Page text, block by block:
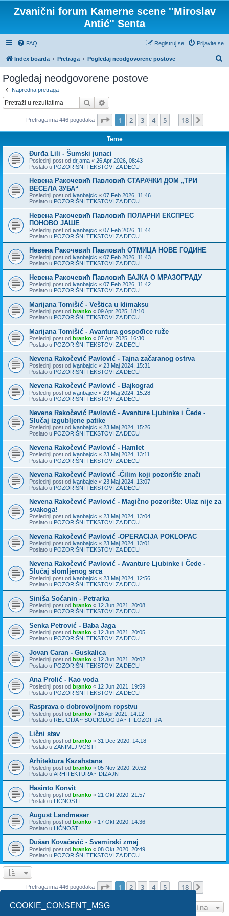
COOKIE_CONSENT_MSG
Zvanični forum Kamerne scene ''Miroslav
Antić'' Senta
FAQ Prijavite se
Registruj se
Index boarda Pretraga Pogledaj neodgovorene postove
g
Pogledaj neodgovorene postove
Napredna pretraga
Pretraga
Pretraga ima 446 pogodaka Stranica 1od18
1 2 3 4 5 18
Teme
Đurđa Lili - Šumski junaci
Poslednji post od dr ama « 26 Apr 2026, 08:43
Poslato u POZORIŠNI TEKSTOVI ZA DECU
Невена Ракочевић Павловић СТАРАЧКИ ДОМ „ТРИ
ВЕСЕЛА ЗУБА“
Poslednji post od ivanbajcic « 07 Feb 2026, 11:46
Poslato u POZORIŠNI TEKSTOVI ZA DECU
Невена Ракочевић Павловић ПОЛАРНИ ЕКСПРЕС
ПОНОВО ЈАШЕ
Poslednji post od ivanbajcic « 07 Feb 2026, 11:44
Poslato u POZORIŠNI TEKSTOVI ZA DECU
Невена Ракочевић Павловић ОТМИЦА НОВЕ ГОДИНЕ
Poslednji post od ivanbajcic « 07 Feb 2026, 11:43
Poslato u POZORIŠNI TEKSTOVI ZA DECU
Невена Ракочевић Павловић БАЈКА О МРАЗОГРАДУ
Poslednji post od ivanbajcic « 07 Feb 2026, 11:42
Poslato u POZORIŠNI TEKSTOVI ZA DECU
Marijana Tomišić - Veštica u klimaksu
Poslednji post od branko « 09 Apr 2025, 18:10
Poslato u POZORIŠNI TEKSTOVI ZA DECU
Marijana Tomišić - Avantura gospođice ruže
Poslednji post od branko « 07 Apr 2025, 16:30
Poslato u POZORIŠNI TEKSTOVI ZA DECU
Nevena Rakočević Pavlović - Tajna začaranog ostrva
Poslednji post od ivanbajcic « 23 Maj 2024, 15:31
Poslato u POZORIŠNI TEKSTOVI ZA DECU
Nevena Rakočević Pavlović - Bajkograd
Poslednji post od ivanbajcic « 23 Maj 2024, 15:28
Poslato u POZORIŠNI TEKSTOVI ZA DECU
Nevena Rakočević Pavlović - Avanture Ljubinke i Čede -
Slučaj izgubljene patike
Poslednji post od ivanbajcic « 23 Maj 2024, 15:26
Poslato u POZORIŠNI TEKSTOVI ZA DECU
Nevena Rakočević Pavlović - Hamlet
Poslednji post od ivanbajcic « 23 Maj 2024, 13:11
Poslato u POZORIŠNI TEKSTOVI ZA DECU
Nevena Rakočević Pavlović -Ćilim koji pozorište znači
Poslednji post od ivanbajcic « 23 Maj 2024, 13:07
Poslato u POZORIŠNI TEKSTOVI ZA DECU
Nevena Rakočević Pavlović - Magično pozorište: Ulaz nije za
svakoga!
Poslednji post od ivanbajcic « 23 Maj 2024, 13:04
Poslato u POZORIŠNI TEKSTOVI ZA DECU
Nevena Rakočević Pavlović -OPERACIJA POKLOPAC
Poslednji post od ivanbajcic « 23 Maj 2024, 13:01
Poslato u POZORIŠNI TEKSTOVI ZA DECU
Nevena Rakočević Pavlović - Avanture Ljubinke i Čede -
Slučaj slomljenog srca
Poslednji post od ivanbajcic « 23 Maj 2024, 12:56
Poslato u POZORIŠNI TEKSTOVI ZA DECU
Siniša Soćanin - Petrarka
Poslednji post od branko « 12 Jun 2021, 20:08
Poslato u POZORIŠNI TEKSTOVI ZA DECU
Senka Petrović - Baba Jaga
Poslednji post od branko « 12 Jun 2021, 20:05
Poslato u POZORIŠNI TEKSTOVI ZA DECU
Jovan Caran - Guskalica
Poslednji post od branko « 12 Jun 2021, 20:02
Poslato u POZORIŠNI TEKSTOVI ZA DECU
Ana Prolić - Kao voda
Poslednji post od branko « 12 Jun 2021, 19:59
Poslato u POZORIŠNI TEKSTOVI ZA DECU
Rasprava o dobrovoljnom ropstvu
Poslednji post od branko « 16 Apr 2021, 14:12
Poslato u RELIGIJA ~ SOCIOLOGIJA ~ FILOZOFIJA
Lični stav
Poslednji post od branko « 31 Dec 2020, 14:18
Poslato u ZANIMLJIVOSTI
Arhitektura Kazahstana
Poslednji post od branko « 05 Nov 2020, 20:52
Poslato u ARHITEKTURA ~ DIZAJN
Hasinto Konvit
Poslednji post od branko « 21 Okt 2020, 21:57
Poslato u LIČNOSTI
August Landmeser
Poslednji post od branko « 17 Okt 2020, 14:36
Poslato u LIČNOSTI
Dušan Kovačević - Svemirski zmaj
Poslednji post od branko « 08 Okt 2020, 20:49
Poslato u POZORIŠNI TEKSTOVI ZA DECU
Pretraga ima 446 pogodaka Stranica 1od18
1 2 3 4 5 18
Idi na